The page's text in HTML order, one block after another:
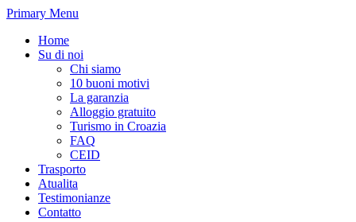
Primary Menu
Home
Su di noi
Chi siamo
10 buoni motivi
La garanzia
Alloggio gratuito
Turismo in Croazia
FAQ
CEID
Trasporto
Atualita
Testimonianze
Contatto